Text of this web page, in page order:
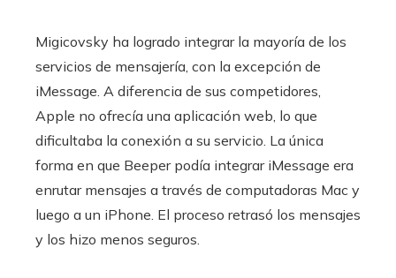
Migicovsky ha logrado integrar la mayoría de los
servicios de mensajería, con la excepción de
iMessage. A diferencia de sus competidores,
Apple no ofrecía una aplicación web, lo que
dificultaba la conexión a su servicio. La única
forma en que Beeper podía integrar iMessage era
enrutar mensajes a través de computadoras Mac y
luego a un iPhone. El proceso retrasó los mensajes
y los hizo menos seguros.